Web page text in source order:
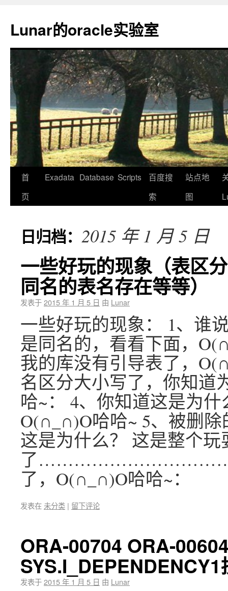
Lunar的oracle实验室
首
页
Exadata Database Scripts
百度搜
索
站点地
图
日归档： 2015 年 1 月 5 日
一些好玩的现象（表区
同名的表名存在等等）
发表于2015 年 1 月 5 日 由 Lunar
一些好玩的现象： 1、谁
是同名的，看看下面，
我的库没有引导表了，
名区分大小写了，你知
哈~： 4、你知道这是
O(∩_∩)O哈哈~ 5、被删
这是为什么？ 这是整个
了………………………………
了，O(∩_∩)O哈哈~：
发表在 未分类 | 留下评论
ORA-00704 ORA-
发表于2015 年 1 月 5 日 由 Lunar